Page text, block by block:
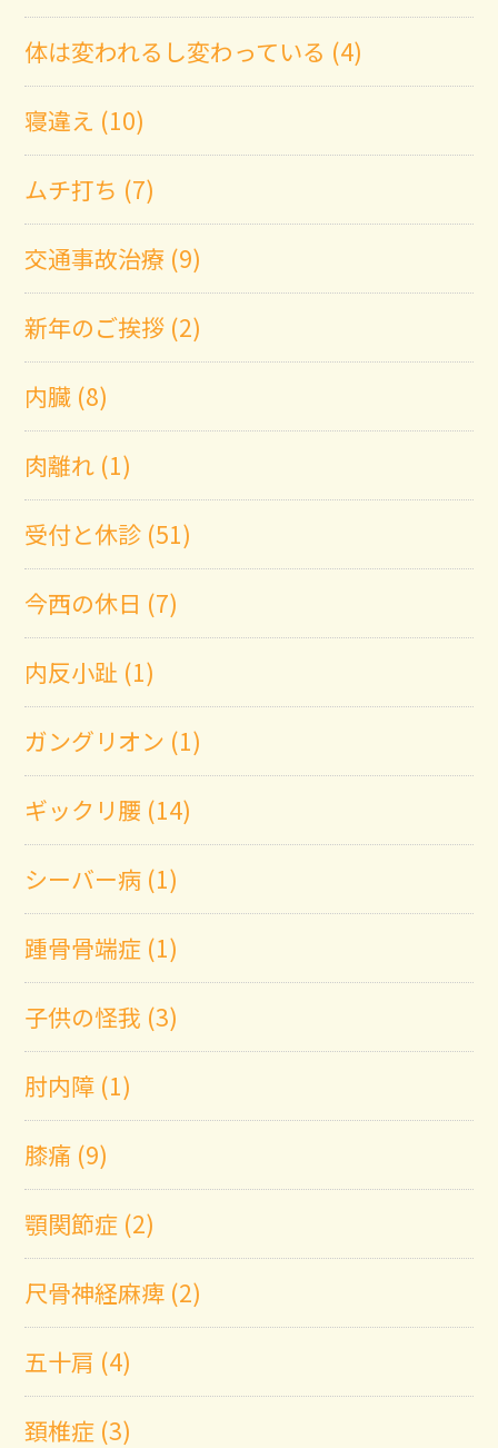
体は変われるし変わっている (4)
寝違え (10)
ムチ打ち (7)
交通事故治療 (9)
新年のご挨拶 (2)
内臓 (8)
肉離れ (1)
受付と休診 (51)
今西の休日 (7)
内反小趾 (1)
ガングリオン (1)
ギックリ腰 (14)
シーバー病 (1)
踵骨骨端症 (1)
子供の怪我 (3)
肘内障 (1)
膝痛 (9)
顎関節症 (2)
尺骨神経麻痺 (2)
五十肩 (4)
頚椎症 (3)